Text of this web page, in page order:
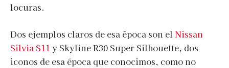
locuras.
Dos ejemplos claros de esa época son el Nissan
Silvia S11 y Skyline R30 Super Silhouette, dos
iconos de esa época que conocimos, como no